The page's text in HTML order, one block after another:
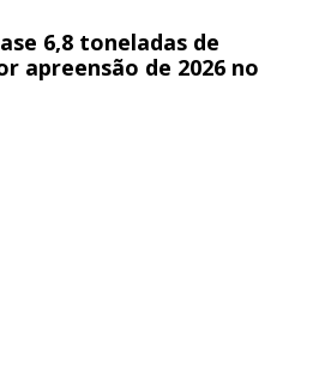
6,8 toneladas de
apreensão de 2026 no